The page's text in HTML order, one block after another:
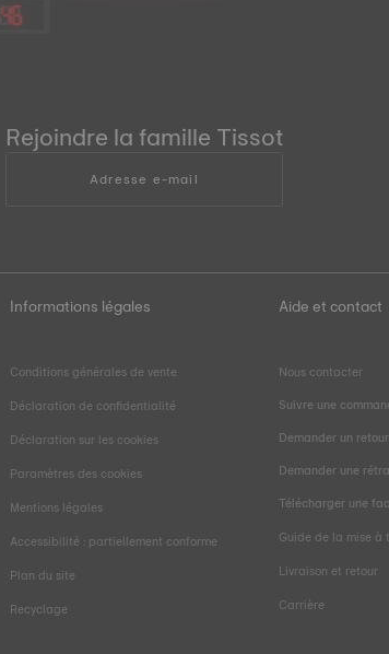
46
Rejoindre la famille Tissot
Adresse e-mail
Informations légales
Conditions générales de vente
Déclaration de confidentialité
Déclaration sur les cookies
Paramètres des cookies
Mentions légales
Accessibilité : partiellement conforme
Plan du site
Recyclage
Aide et contact
Nous contacter
Suivre une
Demander un retour
Demander une
Télécharger une
Guide de la mise à
Livraison et retour
Carrière